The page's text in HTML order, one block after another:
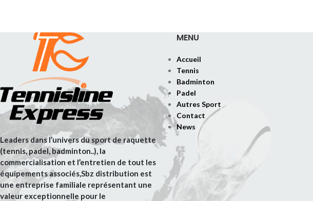
Leaders dans l’univers du sport de raquette
(tennis, padel, badminton..), la
commercialisation et l’entretien de tout les
équipements associés,Sbz distribution est
une entreprise familiale représentant une
valeur exceptionnelle pour le
MENU
Accueil
Tennis
Badminton
Padel
Autres Sport
Contact
News